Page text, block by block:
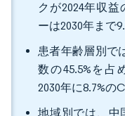
クが2024年収益
ーは2030年まで
患者年齢層別で
数の45.5%を占
2030年に8.7%の
地域別では、中